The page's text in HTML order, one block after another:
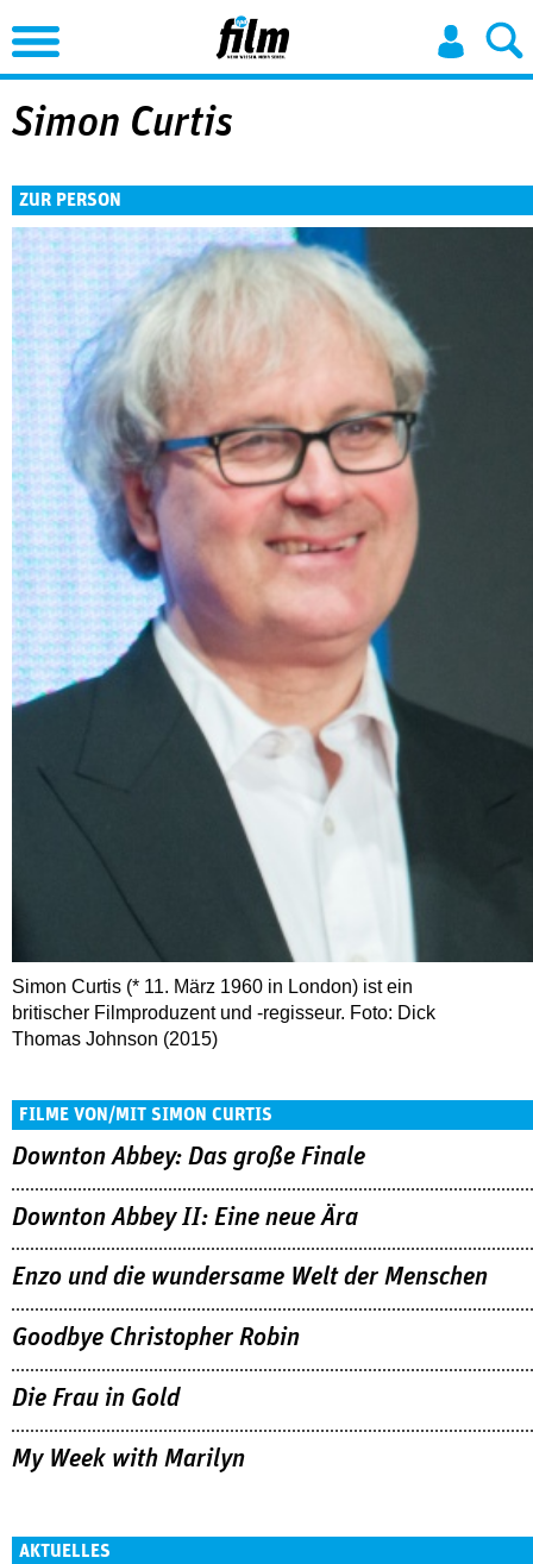
Jump to Navigation
Simon Curtis
ZUR PERSON
Simon Curtis (* 11. März 1960 in London) ist ein
britischer Filmproduzent und -regisseur. Foto: Dick
Thomas Johnson (2015)
FILME VON/MIT SIMON CURTIS
Downton Abbey: Das große Finale
Downton Abbey II: Eine neue Ära
Enzo und die wundersame Welt der Menschen
Goodbye Christopher Robin
Die Frau in Gold
My Week with Marilyn
AKTUELLES